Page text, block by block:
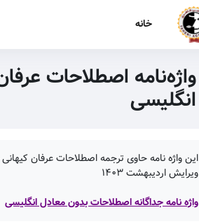
خانه
واژه‌نامه اصطلاحات
انگلیسی
این واژه نامه حاوی ترجمه اصطلاحات عرفان
ویرایش اردیبهشت۱۴۰۳
واژه نامه جداگانه اصطلاحات بدون معادل انگلیسی